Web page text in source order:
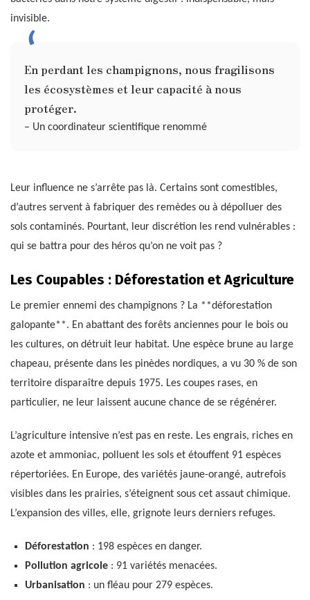
invisible.
En perdant les champignons, nous fragilisons
les écosystèmes et leur capacité à nous
protéger.
– Un coordinateur scientifique renommé
Leur influence ne s’arrête pas là. Certains sont comestibles,
d’autres servent à fabriquer des remèdes ou à dépolluer des
sols contaminés. Pourtant, leur discrétion les rend vulnérables :
qui se battra pour des héros qu’on ne voit pas ?
Les Coupables : Déforestation et Agriculture
Le premier ennemi des champignons ? La **déforestation
galopante**. En abattant des forêts anciennes pour le bois ou
les cultures, on détruit leur habitat. Une espèce brune au large
chapeau, présente dans les pinèdes nordiques, a vu 30 % de son
territoire disparaître depuis 1975. Les coupes rases, en
particulier, ne leur laissent aucune chance de se régénérer.
L’agriculture intensive n’est pas en reste. Les engrais, riches en
azote et ammoniac, polluent les sols et étouffent 91 espèces
répertoriées. En Europe, des variétés jaune-orangé, autrefois
visibles dans les prairies, s’éteignent sous cet assaut chimique.
L’expansion des villes, elle, grignote leurs derniers refuges.
Déforestation : 198 espèces en danger.
Pollution agricole: 91 variétés menacées.
Urbanisation : un fléau pour 279 espèces.